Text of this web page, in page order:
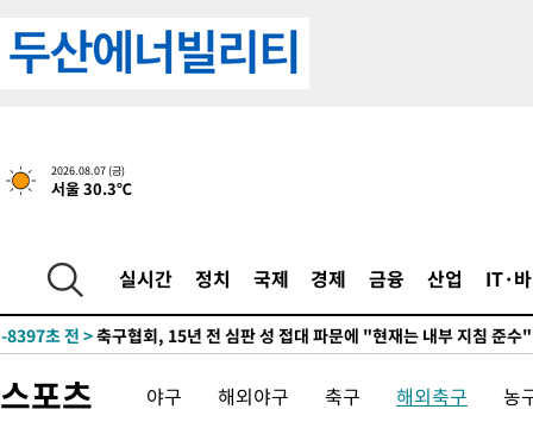
2026.08.07 (금)
서울 30.3℃
실시간 정치 국제 경제 금융 산업 IT·
-10168초 전 >
'월드컵 탈락 후폭풍' 축구협회…11시간 걸린 초유의 압수수
-9604초 전 >
-8397초 전 >축구협회, 15년 전 심판 성 접대 파문에 "현재는 내부 지침 준수"
2시간 전 >[속보]합참 "北 발사체는 단거리탄도미사일…감시·경계태세 강
스포츠 야구 해외야구 축구 해외축구 농